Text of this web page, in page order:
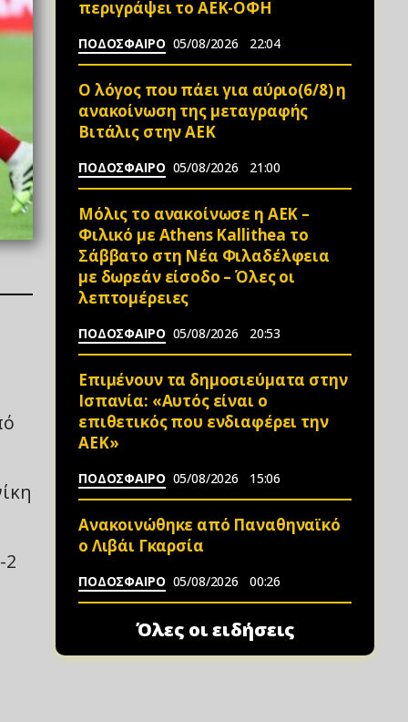
2
περιγράψει το ΑΕΚ-ΟΦΗ
ΠΟΔΟΣΦΑΙΡΟ 05/08/2026 22:04
Ο λόγος που πάει για αύριο(6/8) η
ανακοίνωση της μεταγραφής
Βιτάλις στην ΑΕΚ
ΠΟΔΟΣΦΑΙΡΟ 05/08/2026 21:00
Μόλις το ανακοίνωσε η ΑΕΚ –
Φιλικό με Athens Kallithea το
Σάββατο στη Νέα Φιλαδέλφεια
με δωρεάν είσοδο – Όλες οι
λεπτομέρειες
ΠΟΔΟΣΦΑΙΡΟ 05/08/2026 20:53
Επιμένουν τα δημοσιεύματα στην
Ισπανία: «Αυτός είναι ο
επιθετικός που ενδιαφέρει την
ΑΕΚ»
ΠΟΔΟΣΦΑΙΡΟ 05/08/2026 15:06
Ανακοινώθηκε από Παναθηναϊκό
ο Λιβάι Γκαρσία
ΠΟΔΟΣΦΑΙΡΟ 05/08/2026 00:26
Όλες οι ειδήσεις